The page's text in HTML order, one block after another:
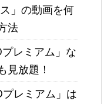
」の動画を何
法
レミアム」な
見放題！
レミアム」は